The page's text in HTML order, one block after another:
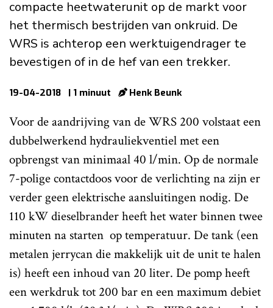
compacte heetwaterunit op de markt voor
het thermisch bestrijden van onkruid. De
WRS is achterop een werktuigendrager te
bevestigen of in de hef van een trekker.
19-04-2018 | 1 minuut Henk Beunk
Voor de aandrijving van de WRS 200 volstaat een
dubbelwerkend hydrauliekventiel met een
opbrengst van minimaal 40 l/min. Op de normale
7-polige contactdoos voor de verlichting na zijn er
verder geen elektrische aansluitingen nodig. De
110 kW dieselbrander heeft het water binnen twee
minuten na starten op temperatuur. De tank (een
metalen jerrycan die makkelijk uit de unit te halen
is) heeft een inhoud van 20 liter. De pomp heeft
een werkdruk tot 200 bar en een maximum debiet